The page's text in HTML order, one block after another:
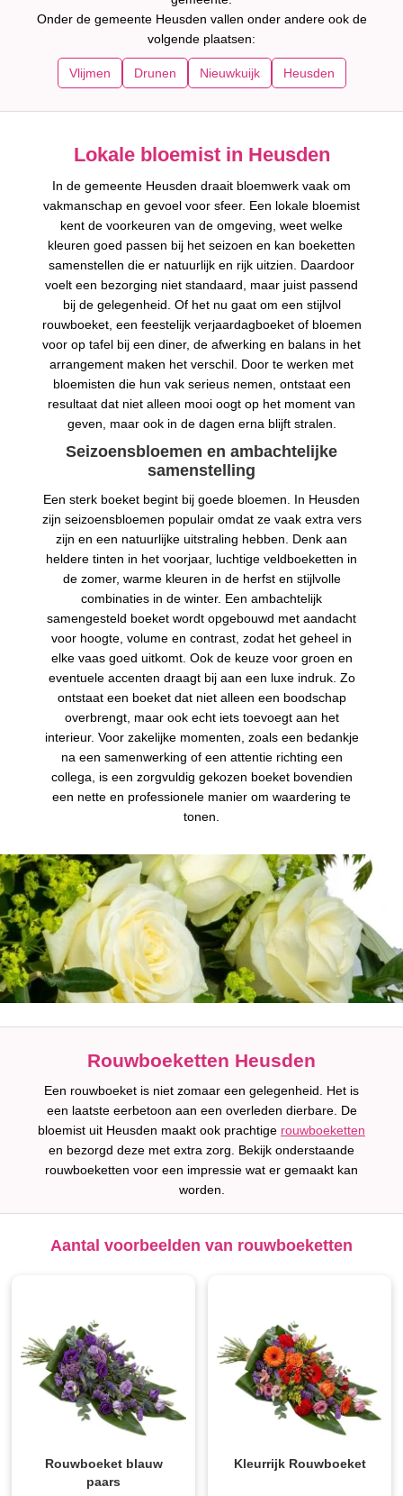
Onder de gemeente Heusden vallen onder andere ook de
volgende plaatsen:
Vlijmen Drunen Nieuwkuijk Heusden
Lokale bloemist in Heusden
In de gemeente Heusden draait bloemwerk vaak om
vakmanschap en gevoel voor sfeer. Een lokale bloemist
kent de voorkeuren van de omgeving, weet welke
kleuren goed passen bij het seizoen en kan boeketten
samenstellen die er natuurlijk en rijk uitzien. Daardoor
voelt een bezorging niet standaard, maar juist passend
bij de gelegenheid. Of het nu gaat om een stijlvol
rouwboeket, een feestelijk verjaardagboeket of bloemen
voor op tafel bij een diner, de afwerking en balans in het
arrangement maken het verschil. Door te werken met
bloemisten die hun vak serieus nemen, ontstaat een
resultaat dat niet alleen mooi oogt op het moment van
geven, maar ook in de dagen erna blijft stralen.
Seizoensbloemen en ambachtelijke
samenstelling
Een sterk boeket begint bij goede bloemen. In Heusden
zijn seizoensbloemen populair omdat ze vaak extra vers
zijn en een natuurlijke uitstraling hebben. Denk aan
heldere tinten in het voorjaar, luchtige veldboeketten in
de zomer, warme kleuren in de herfst en stijlvolle
combinaties in de winter. Een ambachtelijk
samengesteld boeket wordt opgebouwd met aandacht
voor hoogte, volume en contrast, zodat het geheel in
elke vaas goed uitkomt. Ook de keuze voor groen en
eventuele accenten draagt bij aan een luxe indruk. Zo
ontstaat een boeket dat niet alleen een boodschap
overbrengt, maar ook echt iets toevoegt aan het
interieur. Voor zakelijke momenten, zoals een bedankje
na een samenwerking of een attentie richting een
collega, is een zorgvuldig gekozen boeket bovendien
een nette en professionele manier om waardering te
tonen.
Rouwboeketten Heusden
Een rouwboeket is niet zomaar een gelegenheid. Het is
een laatste eerbetoon aan een overleden dierbare. De
bloemist uit Heusden maakt ook prachtige rouwboeketten
en bezorgd deze met extra zorg. Bekijk onderstaande
rouwboeketten voor een impressie wat er gemaakt kan
worden.
Aantal voorbeelden van rouwboeketten
Rouwboeket blauw
paars
Kleurrijk Rouwboeket